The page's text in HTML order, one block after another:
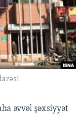
əvvəl şəxsiyyət